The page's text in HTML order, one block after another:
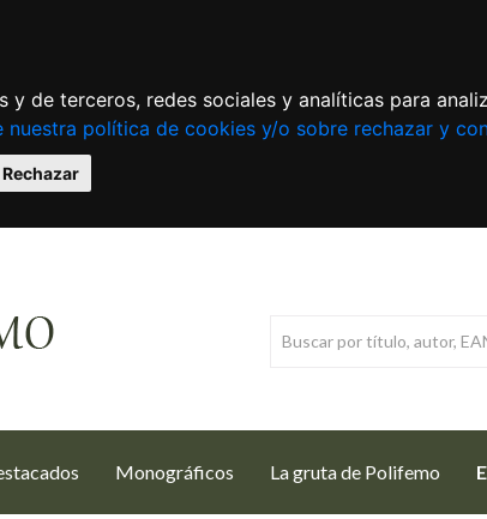
y de terceros, redes sociales y analíticas para
nuestra política de cookies y/o sobre rechazar y
Rechazar
Monográficos La gruta de Polifemo